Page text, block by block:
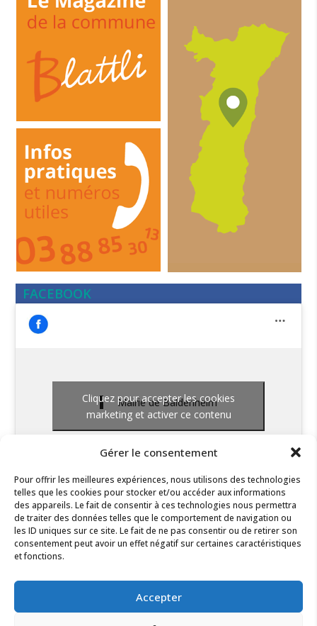
Gérer le consentement
Pour offrir les meilleures expériences, nous utilisons des technologies
telles que les cookies pour stocker et/ou accéder aux informations
des appareils. Le fait de consentir à ces technologies nous permettra
de traiter des données telles que le comportement de navigation ou
les ID uniques sur ce site. Le fait de ne pas consentir ou de retirer son
consentement peut avoir un effet négatif sur certaines caractéristiques
et fonctions.
Accepter
FACEBOOK
Mairie de Baldenheim
Cliquez pour accepter les cookies
marketing et activer ce contenu